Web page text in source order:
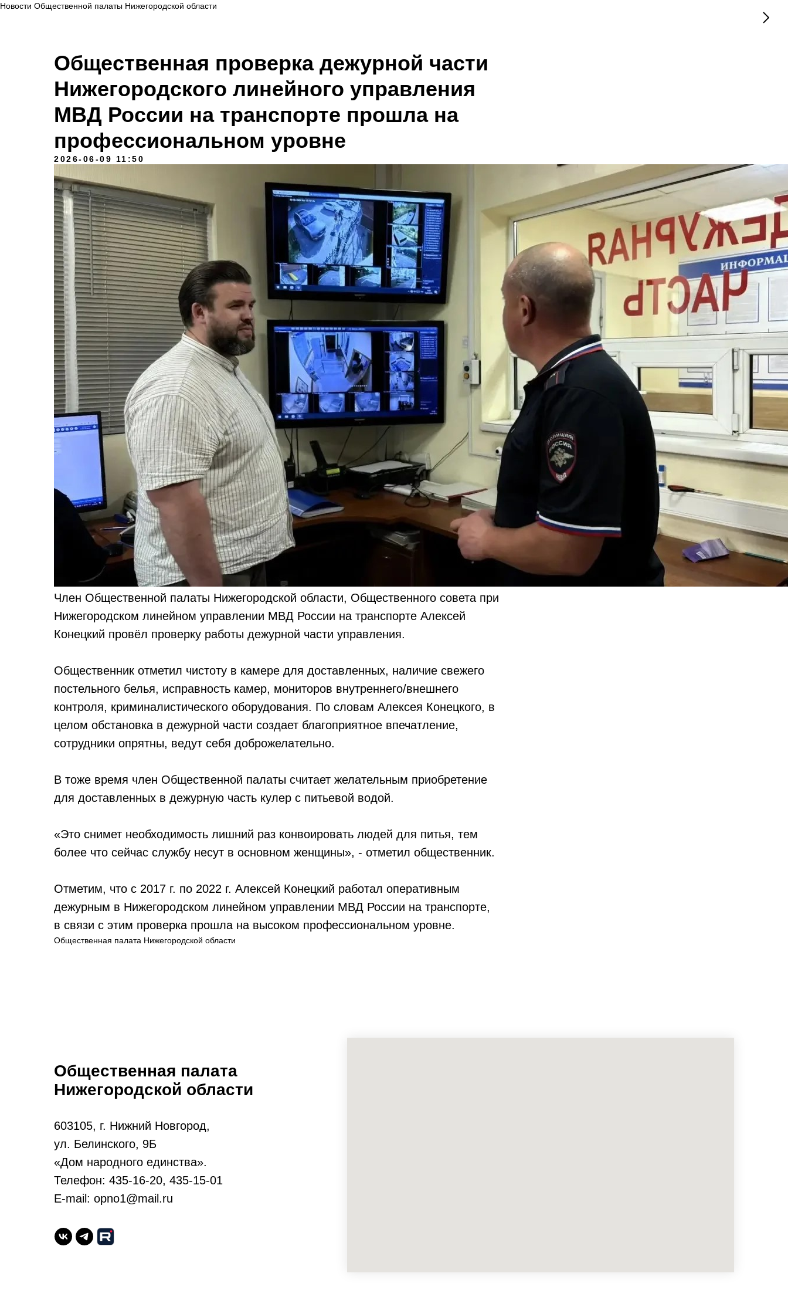
Новости Общественной палаты Нижегородской области
Общественная проверка дежурной части
Нижегородского линейного управления
МВД России на транспорте прошла на
профессиональном уровне
2026-06-09 11:50
Член Общественной палаты Нижегородской области, Общественного совета при
Нижегородском линейном управлении МВД России на транспорте Алексей
Конецкий провёл проверку работы дежурной части управления.
Общественник отметил чистоту в камере для доставленных, наличие свежего
постельного белья, исправность камер, мониторов внутреннего/внешнего
контроля, криминалистического оборудования. По словам Алексея Конецкого, в
целом обстановка в дежурной части создает благоприятное впечатление,
сотрудники опрятны, ведут себя доброжелательно.
В тоже время член Общественной палаты считает желательным приобретение
для доставленных в дежурную часть кулер с питьевой водой.
«Это снимет необходимость лишний раз конвоировать людей для питья, тем
более что сейчас службу несут в основном женщины», - отметил общественник.
Отметим, что с 2017 г. по 2022 г. Алексей Конецкий работал оперативным
дежурным в Нижегородском линейном управлении МВД России на транспорте,
в связи с этим проверка прошла на высоком профессиональном уровне.
Общественная палата Нижегородской области
Общественная палата
Нижегородской области
603105, г. Нижний Новгород,
ул. Белинского, 9Б
«Дом народного единства».
Телефон: 435-16-20, 435-15-01
E-mail: opno1@mail.ru